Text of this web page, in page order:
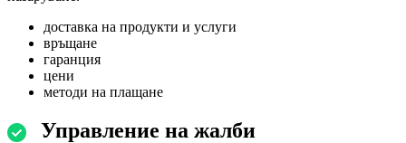
доставка на продукти и услуги
връщане
гаранция
цени
методи на плащане
Управление на жалби